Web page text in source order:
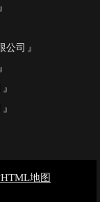
公司
地图